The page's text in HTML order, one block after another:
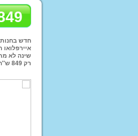
חדש
איירפלואו
שינה לא
רק